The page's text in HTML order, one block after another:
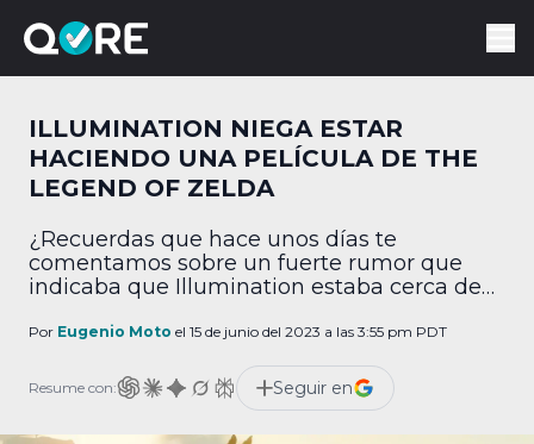
ILLUMINATION NIEGA ESTAR
HACIENDO UNA PELÍCULA DE THE
LEGEND OF ZELDA
¿Recuerdas que hace unos días te
comentamos sobre un fuerte rumor que
indicaba que Illumination estaba cerca de
de The Legend of Zelda? Pues
que esto no es cierto. Verás, hace unos días,
en el podcast The Hot Mic, uno de los
anfitriones, Jeff […]
Por Eugenio Moto el 15 de junio del 2023 a las 3:55 pm PDT
Resume con: Seguir en